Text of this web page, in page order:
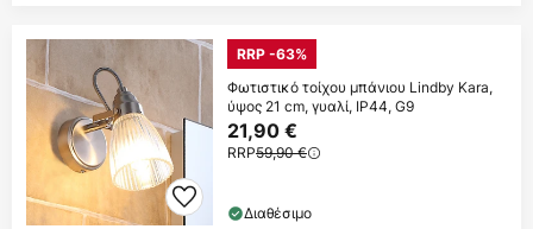
RRP -63%
Φωτιστικό τοίχου μπάνιου Lindby Kara,
ύψος 21 cm, γυαλί, IP44, G9
21,90 €
RRP59,90 €
Διαθέσιμο